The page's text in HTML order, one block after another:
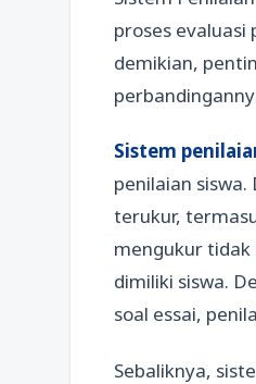
proses evaluasi
demikian,
Sistem
penilaian
terukur,
mengukur
dimiliki siswa.
soal essai,
Sebaliknya,